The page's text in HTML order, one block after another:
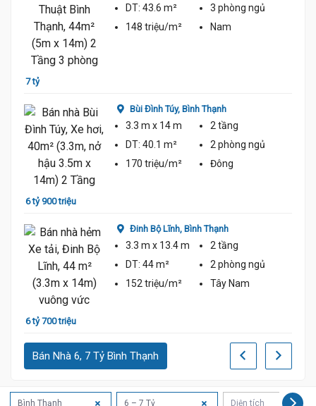
7 tỷ
DT: 43.6 m² 3 phòng ngủ
148 triệu/m²
Nam
6 tỷ 900 triệu
Bùi Đình Túy, Bình Thạnh
3.3 m x 14 m
2 tầng
DT: 40.1 m² 2 phòng ngủ
170 triệu/m²
Đông
6 tỷ 700 triệu
Đinh Bộ Lĩnh, Bình Thạnh
3.3 m x 13.4 m
2 tầng
DT: 44 m² 2 phòng ngủ
152 triệu/m²
Tây Nam
Bán Nhà 6, 7 Tỷ Bình Thạnh
Bình Thạnh 6 – 7 Tỷ Diện tích